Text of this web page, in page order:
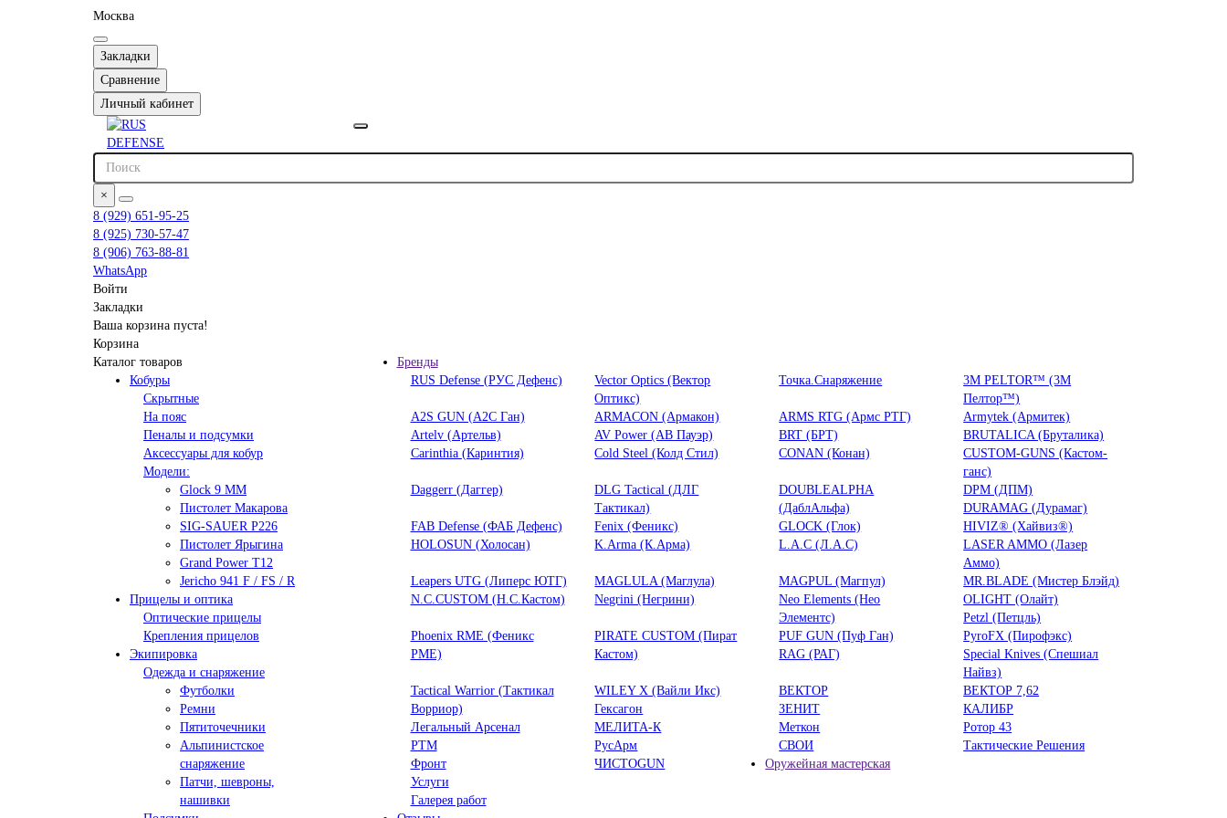
Москва
Закладки
Сравнение
Личный кабинет
×
8 (929) 651-95-25
8 (925) 730-57-47
8 (906) 763-88-81
WhatsApp
Войти
Закладки
Ваша корзина пуста!
Корзина
Каталог товаров
Кобуры
Скрытные
На пояс
Пеналы и подсумки
Аксессуары для кобур
Модели:
Glock 9 ММ
Пистолет Макарова
SIG-SAUER P226
Пистолет Ярыгина
Grand Power T12
Jericho 941 F / FS / R
Прицелы и оптика
Оптические прицелы
Крепления прицелов
Экипировка
Одежда и снаряжение
Футболки
Ремни
Пятиточечники
Альпинистское
снаряжение
Патчи, шевроны,
нашивки
Бренды
RUS Defense (РУС Дефенс)
Vector Optics (Вектор
Оптикc)
Точка.Снаряжение
3М PELTOR™ (3М
Пелтор™)
A2S GUN (А2С Ган)
ARMACON (Армакон) ARMS RTG (Армс РТГ)
Armytek (Армитек)
Artelv (Артельв)
AV Power (АВ Пауэр) BRT (БРТ)
BRUTALICA (Бруталика)
Carinthia (Каринтия)
Cold Steel (Колд Стил) CONAN (Конан)
CUSTOM-GUNS (Кастом-
ганс)
Daggerr (Даггер)
DLG Tactical (ДЛГ
Тактикал)
DOUBLEALPHA
(ДаблАльфа)
DPM (ДПМ)
DURAMAG (Дурамаг)
FAB Defense (ФАБ Дефенс)
Fenix (Феникс) GLOCK (Глок)
HIVIZ® (Хайвиз®)
HOLOSUN (Холосан)
K.Arma (К.Арма) L.A.C (Л.А.С)
LASER AMMO (Лазер
Аммо)
Leapers UTG (Липерс ЮТГ)
MAGLULA (Маглула) MAGPUL (Магпул)
MR.BLADE (Мистер Блэйд)
N.C.CUSTOM (Н.С.Кастом)
Negrini (Негрини)
Neo Elements (Нео
Элементс)
OLIGHT (Олайт)
Petzl (Петцль)
Phoenix RME (Феникс
РМЕ)
PIRATE CUSTOM (Пират
Кастом)
PUF GUN (Пуф Ган)
PyroFX (Пирофэкс)
RAG (РАГ)
Special Knives (Спешиал
Найвз)
Tactical Warrior (Тактикал
Ворриор)
WILEY X (Вайли Икс) ВЕКТОР
ВЕКТОР 7,62
Гексагон
ЗЕНИТ
КАЛИБР
Легальный Арсенал
МЕЛИТА-К Меткон
Ротор 43
РТМ
РусАрм СВОИ
Тактические Решения
Фронт
ЧИСТОGUN
Оружейная мастерская
Услуги
Галерея работ